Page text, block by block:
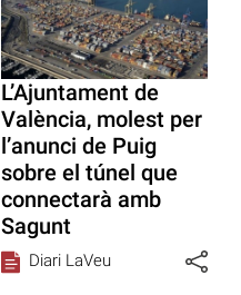
L’Ajuntament de
València, molest per
l’anunci de Puig
sobre el túnel que
connectarà amb
Sagunt
Diari LaVeu